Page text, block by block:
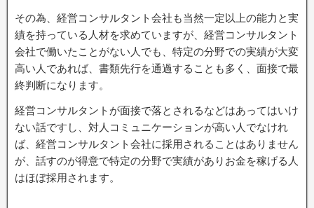
その為、経営コンサルタント会社も当然一定以上の能力と実
績を持っている人材を求めていますが、経営コンサルタント
会社で働いたことがない人でも、特定の分野での実績が大変
高い人であれば、書類先行を通過することも多く、面接で最
終判断になります。
経営コンサルタントが面接で落とされるなどはあってはいけ
ない話ですし、対人コミュニケーションが高い人でなけれ
ば、経営コンサルタント会社に採用されることはありません
が、話すのが得意で特定の分野で実績がありお金を稼げる人
はほぼ採用されます。